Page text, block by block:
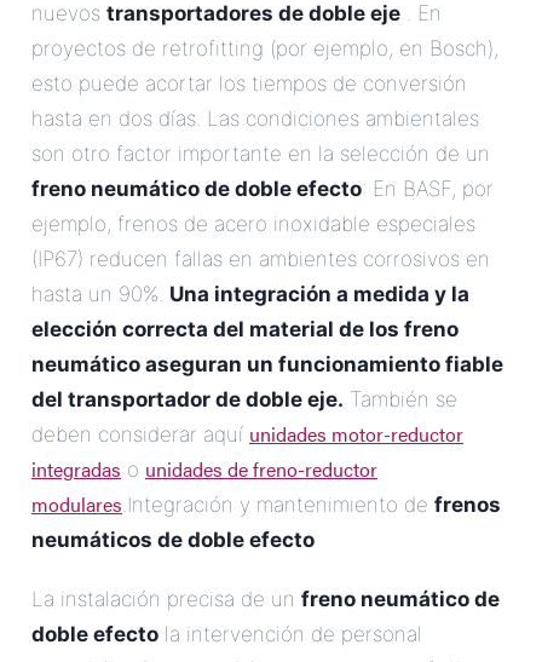
nuevos transportadores de doble eje . En
proyectos de retrofitting (por ejemplo, en Bosch),
esto puede acortar los tiempos de conversión
hasta en dos días. Las condiciones ambientales
son otro factor importante en la selección de un
freno neumático de doble efecto: En BASF, por
ejemplo, frenos de acero inoxidable especiales
(IP67) reducen fallas en ambientes corrosivos en
hasta un 90%. Una integración a medida y la
elección correcta del material de los freno
neumático aseguran un funcionamiento fiable
del transportador de doble eje. También se
deben considerar aquí unidades motor-reductor
integradas o unidades de freno-reductor
modulares.Integración y mantenimiento de frenos
neumáticos de doble efecto
La instalación precisa de un freno neumático de
doble efecto la intervención de personal